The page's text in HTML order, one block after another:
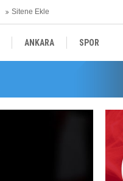
Sitene Ekle
ANKARA SPOR